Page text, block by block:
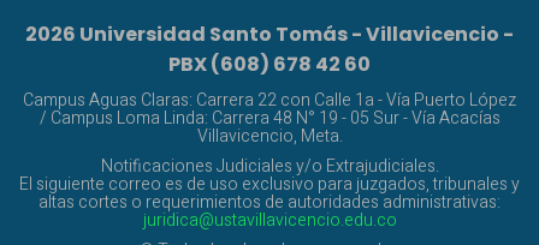
2026 Universidad Santo Tomás - Villavicencio -
PBX (608) 678 42 60
Campus Aguas Claras: Carrera 22 con Calle 1a - Vía Puerto López
/ Campus Loma Linda: Carrera 48 N° 19 - 05 Sur - Vía Acacías
Villavicencio, Meta.
Notificaciones Judiciales y/o Extrajudiciales.
El siguiente correo es de uso exclusivo para juzgados, tribunales y
altas cortes o requerimientos de autoridades administrativas:
juridica@ustavillavicencio.edu.co